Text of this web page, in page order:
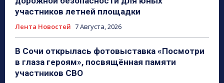
участников летней площадки
Лента Новостей 7 Августа, 2026
В Сочи открылась фотовыставка «Посмотри
в глаза героям», посвящённая памяти
участников СВО